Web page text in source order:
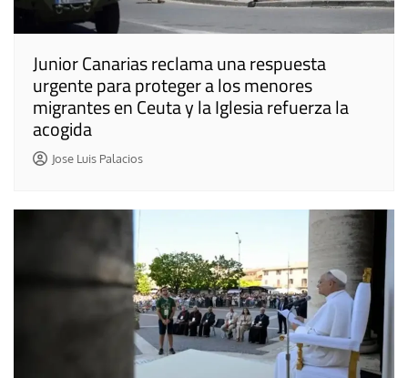
Junior Canarias reclama una respuesta
urgente para proteger a los menores
migrantes en Ceuta y la Iglesia refuerza la
acogida
Jose Luis Palacios